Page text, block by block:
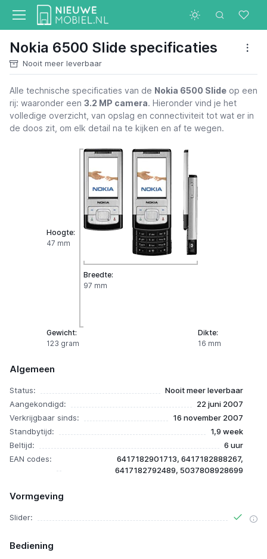
Nokia 6500 Slide specificaties
Nooit meer leverbaar
Alle technische specificaties van de Nokia 6500 Slide op een
rij: waaronder een 3.2 MP camera. Hieronder vind je het
volledige overzicht, van opslag en connectiviteit tot wat er in
de doos zit, om elk detail na te kijken en af te wegen.
Hoogte:
47 mm
Gewicht:
123 gram
Breedte:
97 mm
Dikte:
16 mm
Algemeen
Status:
Nooit meer leverbaar
Aangekondigd:
22 juni 2007
Verkrijgbaar sinds:
16 november 2007
Standbytijd:
1,9 week
Beltijd:
6 uur
EAN codes:
6417182901713, 6417182888267,
6417182792489, 5037808928699
Vormgeving
Slider:
Bediening